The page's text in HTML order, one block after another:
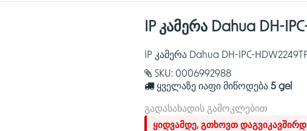
IP კამერა Dahua DH-
IP კამერა Dahua DH-IPC-
SKU: 0006992988
ყველაზე იაფი მიწოდება 5 gel
გადასახადის გამოკლებით
ყიდვამდე, გთხოვთ